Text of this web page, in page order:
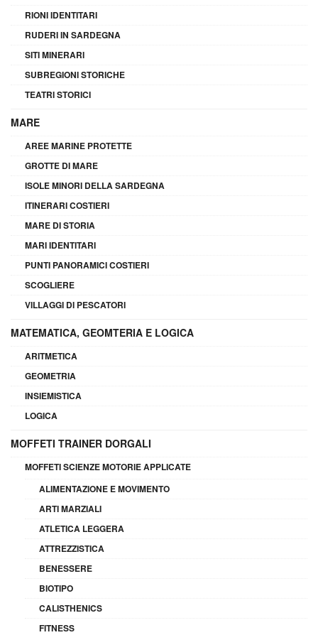
RIONI IDENTITARI
RUDERI IN SARDEGNA
SITI MINERARI
SUBREGIONI STORICHE
TEATRI STORICI
MARE
AREE MARINE PROTETTE
GROTTE DI MARE
ISOLE MINORI DELLA SARDEGNA
ITINERARI COSTIERI
MARE DI STORIA
MARI IDENTITARI
PUNTI PANORAMICI COSTIERI
SCOGLIERE
VILLAGGI DI PESCATORI
MATEMATICA, GEOMTERIA E LOGICA
ARITMETICA
GEOMETRIA
INSIEMISTICA
LOGICA
MOFFETI TRAINER DORGALI
MOFFETI SCIENZE MOTORIE APPLICATE
ALIMENTAZIONE E MOVIMENTO
ARTI MARZIALI
ATLETICA LEGGERA
ATTREZZISTICA
BENESSERE
BIOTIPO
CALISTHENICS
FITNESS